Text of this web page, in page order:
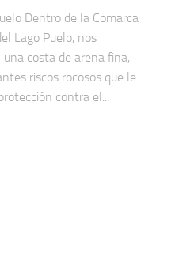
Dentro de la Comarca
Lago Puelo, nos
costa de arena fina,
riscos rocosos que le
contra el...